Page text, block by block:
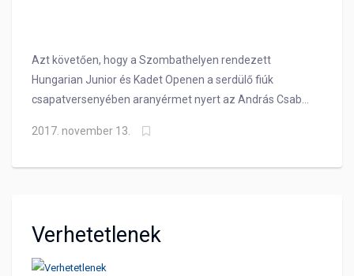
Azt követően, hogy a Szombathelyen rendezett
Hungarian Junior és Kadet Openen a serdülő fiúk
csapatversenyében aranyérmet nyert az András Csaba
2017. november 13.
Verhetetlenek